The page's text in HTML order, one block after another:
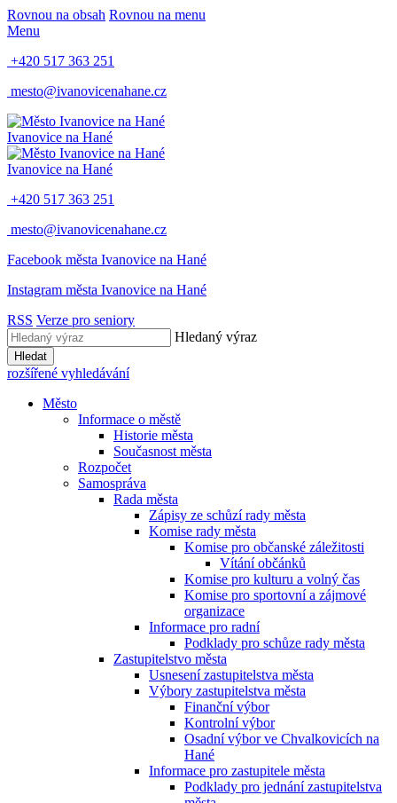
Rovnou na obsah Rovnou na menu
Menu
+420 517 363 251
mesto@ivanovicenahane.cz
Ivanovice na Hané
Ivanovice na Hané
+420 517 363 251
mesto@ivanovicenahane.cz
Facebook města Ivanovice na Hané
Instagram města Ivanovice na Hané
RSS Verze pro seniory
Hledaný výraz
Hledat
rozšířené vyhledávání
Město
Informace o městě
Historie města
Současnost města
Rozpočet
Samospráva
Rada města
Zápisy ze schůzí rady města
Komise rady města
Komise pro občanské záležitosti
Vítání občánků
Komise pro kulturu a volný čas
Komise pro sportovní a zájmové
organizace
Informace pro radní
Podklady pro schůze rady města
Zastupitelstvo města
Usnesení zastupitelstva města
Výbory zastupitelstva města
Finanční výbor
Kontrolní výbor
Osadní výbor ve Chvalkovicích na
Hané
Informace pro zastupitele města
Podklady pro jednání zastupitelstva